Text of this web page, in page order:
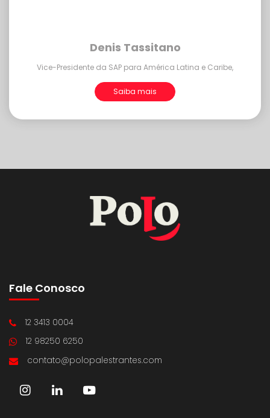
Denis Tassitano
Vice-Presidente da SAP para América Latina e Caribe,
Saiba mais
Fale Conosco
12 3413 0004
12 98250 6250
contato@polopalestrantes.com